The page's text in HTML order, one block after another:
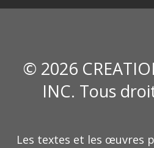
© 2026
INC. Tous
Les textes et les œuvres